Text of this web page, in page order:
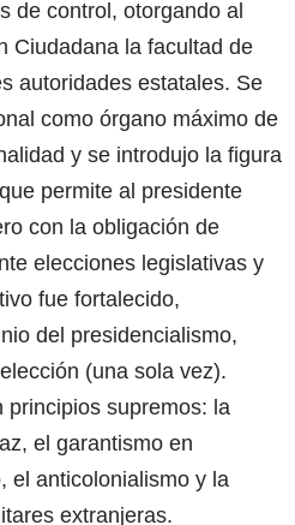
de control, otorgando al
Ciudadana la facultad de
autoridades estatales. Se
como órgano máximo de
y se introdujo la figura
permite al presidente
con la obligación de
elecciones legislativas y
fue fortalecido,
del presidencialismo,
(una sola vez).
principios supremos: la
el garantismo en
el anticolonialismo y la
extranjeras.